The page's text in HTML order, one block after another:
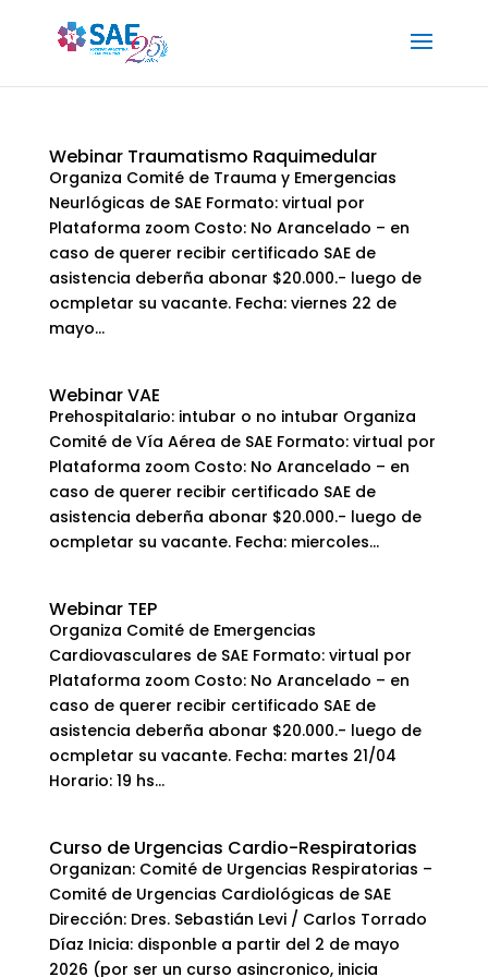
Webinar Traumatismo Raquimedular
Organiza Comité de Trauma y Emergencias
Neurlógicas de SAE Formato: virtual por
Plataforma zoom Costo: No Arancelado – en
caso de querer recibir certificado SAE de
asistencia deberña abonar $20.000.- luego de
ocmpletar su vacante. Fecha: viernes 22 de
mayo...
Webinar VAE
Prehospitalario: intubar o no intubar Organiza
Comité de Vía Aérea de SAE Formato: virtual por
Plataforma zoom Costo: No Arancelado – en
caso de querer recibir certificado SAE de
asistencia deberña abonar $20.000.- luego de
ocmpletar su vacante. Fecha: miercoles...
Webinar TEP
Organiza Comité de Emergencias
Cardiovasculares de SAE Formato: virtual por
Plataforma zoom Costo: No Arancelado – en
caso de querer recibir certificado SAE de
asistencia deberña abonar $20.000.- luego de
ocmpletar su vacante. Fecha: martes 21/04
Horario: 19 hs...
Curso de Urgencias Cardio-Respiratorias
Organizan: Comité de Urgencias Respiratorias –
Comité de Urgencias Cardiológicas de SAE
Dirección: Dres. Sebastián Levi / Carlos Torrado
Díaz Inicia: disponble a partir del 2 de mayo
2026 (por ser un curso asincronico, inicia